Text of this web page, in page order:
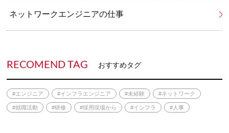
ネットワークエンジニアの仕事
RECOMEND TAG おすすめタグ
#エンジニア #インフラエンジニア #未経験 #ネットワーク
#就職活動 #研修 #採用現場から #インフラ #人事